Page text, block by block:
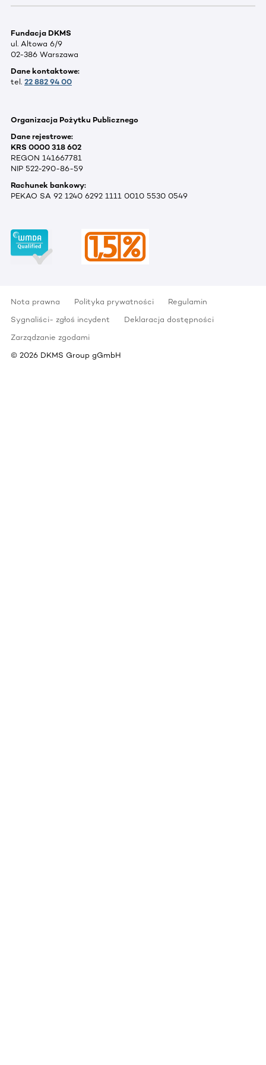
Fundacja DKMS
ul. Altowa 6/9
02-386 Warszawa
Dane kontaktowe:
tel. 22 882 94 00
Organizacja Pożytku Publicznego
Dane rejestrowe:
KRS 0000 318 602
REGON 141667781
NIP 522-290-86-59
Rachunek bankowy:
PEKAO SA 92 1240 6292 1111 0010 5530 0549
Nota prawna Polityka prywatności
Regulamin
Sygnaliści- zgłoś incydent
Deklaracja dostępności
Zarządzanie zgodami
© 2026 DKMS Group gGmbH